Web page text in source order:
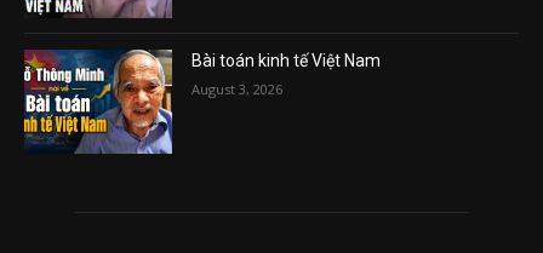
Bài toán kinh tế Việt Nam
August 3, 2026